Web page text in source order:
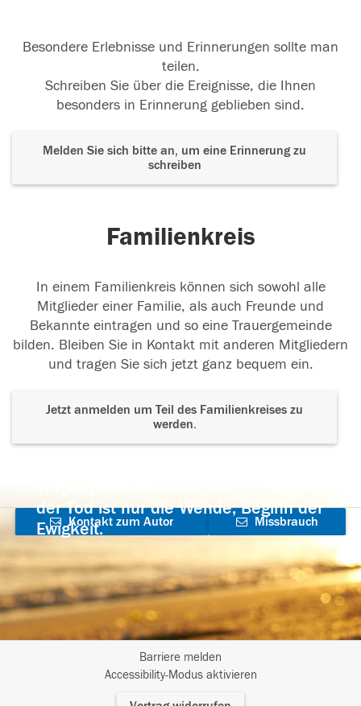
Besondere Erlebnisse und Erinnerungen sollte man
teilen.
Schreiben Sie über die Ereignisse, die Ihnen
besonders in Erinnerung geblieben sind.
Melden Sie sich bitte an, um eine Erinnerung zu
schreiben
Familienkreis
In einem Familienkreis können sich sowohl alle
Mitglieder einer Familie, als auch Freunde und
Bekannte eintragen und so eine Trauergemeinde
bilden. Bleiben Sie in Kontakt mit anderen Mitgliedern
und tragen Sie sich jetzt ganz bequem ein.
Jetzt anmelden um Teil des Familienkreises zu
werden.
der Tod ist nur die Wende, Beginn der
Ewigkeit.
Kontakt zum Autor
aufnehmen
Missbrauch
Barriere melden
Accessibility-Modus aktivieren